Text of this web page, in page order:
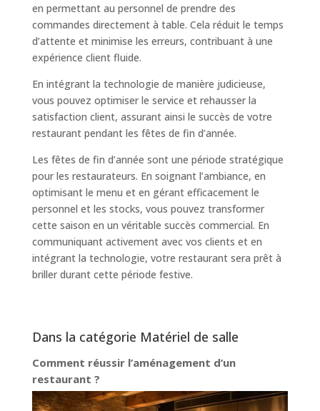
en permettant au personnel de prendre des
commandes directement à table. Cela réduit le temps
d’attente et minimise les erreurs, contribuant à une
expérience client fluide.
En intégrant la technologie de manière judicieuse,
vous pouvez optimiser le service et rehausser la
satisfaction client, assurant ainsi le succès de votre
restaurant pendant les fêtes de fin d’année.
Les fêtes de fin d’année sont une période stratégique
pour les restaurateurs. En soignant l’ambiance, en
optimisant le menu et en gérant efficacement le
personnel et les stocks, vous pouvez transformer
cette saison en un véritable succès commercial. En
communiquant activement avec vos clients et en
intégrant la technologie, votre restaurant sera prêt à
briller durant cette période festive.
Dans la catégorie Matériel de salle
Comment réussir l’aménagement d’un
restaurant ?